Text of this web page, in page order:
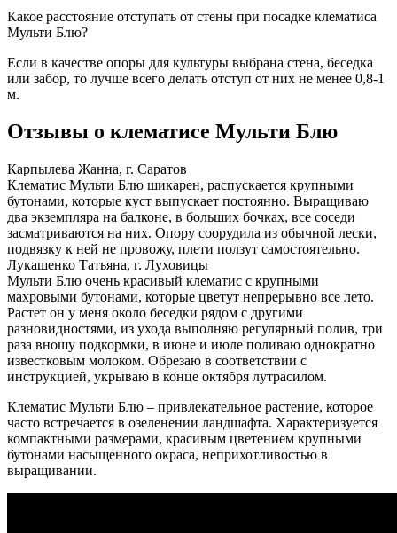
Какое расстояние отступать от стены при посадке клематиса
Мульти Блю?
Если в качестве опоры для культуры выбрана стена, беседка
или забор, то лучше всего делать отступ от них не менее 0,8-1
м.
Отзывы о клематисе Мульти Блю
Карпылева Жанна, г. Саратов
Клематис Мульти Блю шикарен, распускается крупными
бутонами, которые куст выпускает постоянно. Выращиваю
два экземпляра на балконе, в больших бочках, все соседи
засматриваются на них. Опору соорудила из обычной лески,
подвязку к ней не провожу, плети ползут самостоятельно.
Лукашенко Татьяна, г. Луховицы
Мульти Блю очень красивый клематис с крупными
махровыми бутонами, которые цветут непрерывно все лето.
Растет он у меня около беседки рядом с другими
разновидностями, из ухода выполняю регулярный полив, три
раза вношу подкормки, в июне и июле поливаю однократно
известковым молоком. Обрезаю в соответствии с
инструкцией, укрываю в конце октября лутрасилом.
Клематис Мульти Блю – привлекательное растение, которое
часто встречается в озеленении ландшафта. Характеризуется
компактными размерами, красивым цветением крупными
бутонами насыщенного окраса, неприхотливостью в
выращивании.